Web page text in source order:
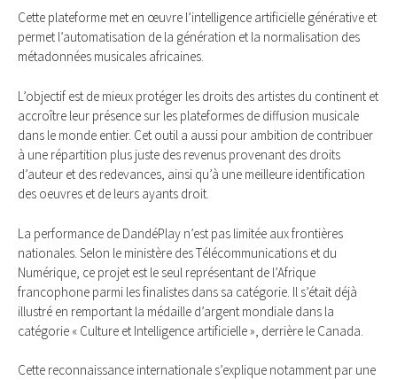
Cette plateforme met en œuvre l’intelligence artificielle générative et
permet l’automatisation de la génération et la normalisation des
métadonnées musicales africaines.
L’objectif est de mieux protéger les droits des artistes du continent et
accroître leur présence sur les plateformes de diffusion musicale
dans le monde entier. Cet outil a aussi pour ambition de contribuer
à une répartition plus juste des revenus provenant des droits
d’auteur et des redevances, ainsi qu’à une meilleure identification
des oeuvres et de leurs ayants droit.
La performance de DandéPlay n’est pas limitée aux frontières
nationales. Selon le ministère des Télécommunications et du
Numérique, ce projet est le seul représentant de l’Afrique
francophone parmi les finalistes dans sa catégorie. Il s’était déjà
illustré en remportant la médaille d’argent mondiale dans la
catégorie « Culture et Intelligence artificielle », derrière le Canada.
Cette reconnaissance internationale s’explique notamment par une